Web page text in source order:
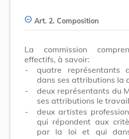
Art. 2. Composition
La commission
effectifs, à savoir:
-
quatre représentants
dans ses attributions la
-
deux représentants du
ses attributions le
-
deux artistes
qui répondent aux
par la loi et qui